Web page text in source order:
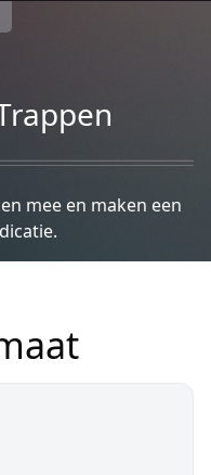
mee en maken een